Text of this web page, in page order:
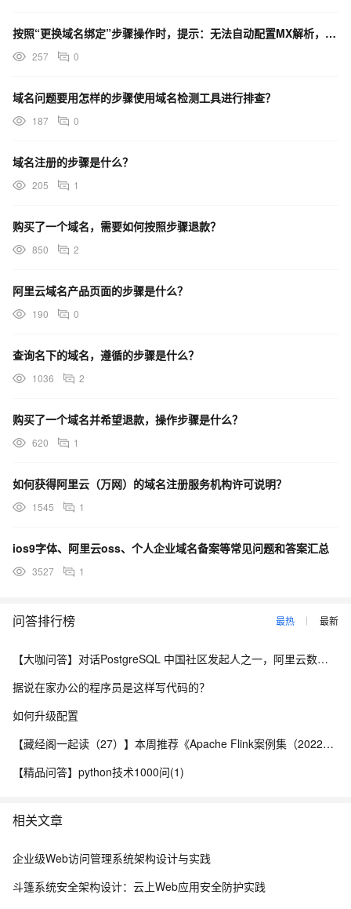
按照“更换域名绑定”步骤操作时，提示：无法自动配置MX解析，请您稍后手动配置，如何设置？
257 0
域名问题要用怎样的步骤使用域名检测工具进行排查？
187 0
域名注册的步骤是什么？
205 1
购买了一个域名，需要如何按照步骤退款？
850 2
阿里云域名产品页面的步骤是什么？
190 0
查询名下的域名，遵循的步骤是什么？
1036 2
购买了一个域名并希望退款，操作步骤是什么？
620 1
如何获得阿里云（万网）的域名注册服务机构许可说明？
1545 1
ios9字体、阿里云oss、个人企业域名备案等常见问题和答案汇总
3527 1
问答排行榜 最热 最新
【大咖问答】对话PostgreSQL 中国社区发起人之一，阿里云数据库高级专家 德哥
据说在家办公的程序员是这样写代码的？
如何升级配置
【藏经阁一起读（27）】本周推荐《Apache Flink案例集（2022版）》，你有哪些心得？
【精品问答】python技术1000问(1)
相关文章
企业级Web访问管理系统架构设计与实践
斗篷系统安全架构设计：云上Web应用安全防护实践